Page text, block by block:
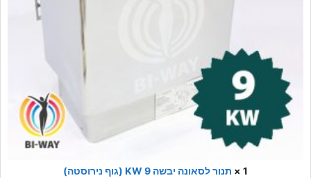
1 ×
תנור לסאונה יבשה 9 KW (גוף נירוסטה)